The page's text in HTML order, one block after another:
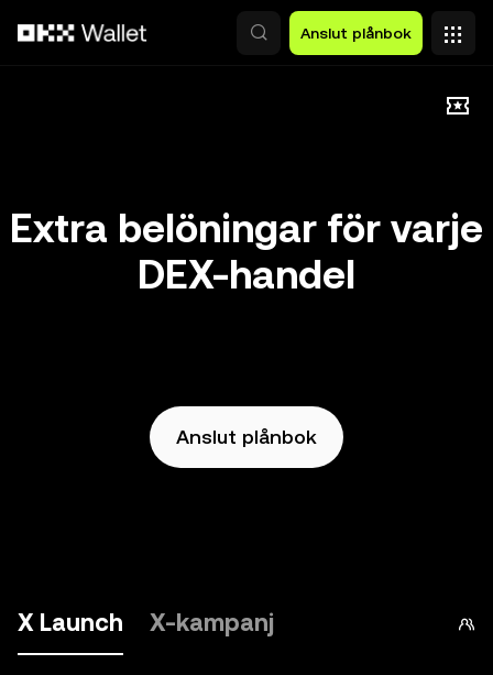
Anslut plånbok
Extra belöningar för varje
DEX-handel
Anslut plånbok
X Launch X-kampanj